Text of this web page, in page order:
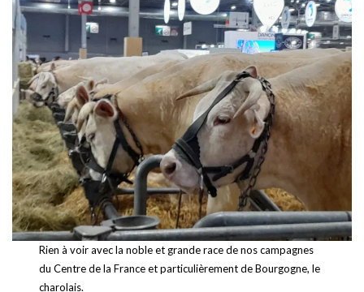
Rien à voir avec la noble et grande race de nos campagnes
du Centre de la France et particulièrement de Bourgogne, le
charolais.